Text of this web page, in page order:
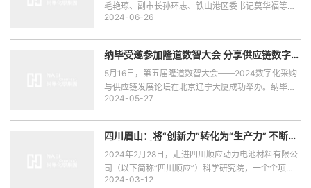
毛艳琼、副市长孙环志、铁山港区委书记莫华福等一
行莅临北海顺应视察指导工作。北海顺应董事长赵
2024-06-26
纳毕受邀参加隆道数智大会 分享供应链数字化
5月16日，第五届隆道数智大会——2024数字化采购
与供应链发展论坛在北京辽宁大厦成功举办。纳毕化
学集团电子商务总部副总经理贺李作为集团代表应邀
推广纳毕化学集团产业体系并分享供应链数字化管理
经验。
2024-05-27
四川眉山：将“创新力”转化为“生产力” 不断推
2024年2月28日，走进四川顺应动力电池材料有限公
司（以下简称“四川顺应”）科学研究院，一个个项目
组的研发室里，查阅资料、记录数据、操作实验……
2024-03-12